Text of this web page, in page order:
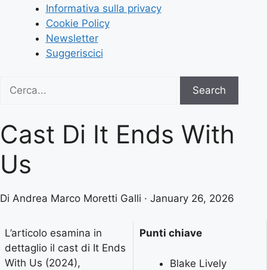
Informativa sulla privacy
Cookie Policy
Newsletter
Suggeriscici
for:
Search
Cast Di It Ends With
Us
Di Andrea Marco Moretti Galli · January 26, 2026
L’articolo esamina in
dettaglio il cast di It Ends
With Us (2024),
Punti chiave
Blake Lively